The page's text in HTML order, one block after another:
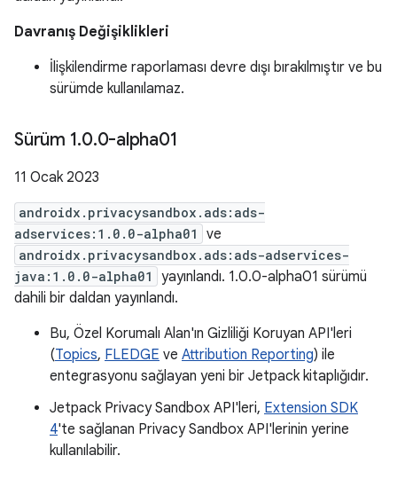
Davranış Değişiklikleri
İlişkilendirme raporlaması devre dışı bırakılmıştır ve bu
sürümde kullanılamaz.
Sürüm 1.0.0-alpha01
11 Ocak 2023
androidx.privacysandbox.ads:ads-
adservices:1.0.0-alpha01
ve
androidx.privacysandbox.ads:ads-adservices-
java:1.0.0-alpha01
yayınlandı. 1.0.0-alpha01 sürümü
dahili bir daldan yayınlandı.
Bu, Özel Korumalı Alan'ın Gizliliği Koruyan API'leri
(Topics, FLEDGE ve Attribution Reporting) ile
entegrasyonu sağlayan yeni bir Jetpack kitaplığıdır.
Jetpack Privacy Sandbox API'leri, Extension SDK
4'te sağlanan Privacy Sandbox API'lerinin yerine
kullanılabilir.